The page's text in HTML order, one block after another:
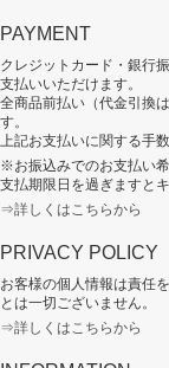
PAYMENT
クレジットカード・銀行
支払いいただけます。
全商品前払い（代金引換
す。
上記お支払いに関する手
※お振込みでのお支払い
支払期限日を過ぎますと
⇒詳しくはこちらから
PRIVACY POLICY
お客様の個人情報は責任
とは一切ございません。
⇒詳しくはこちらから